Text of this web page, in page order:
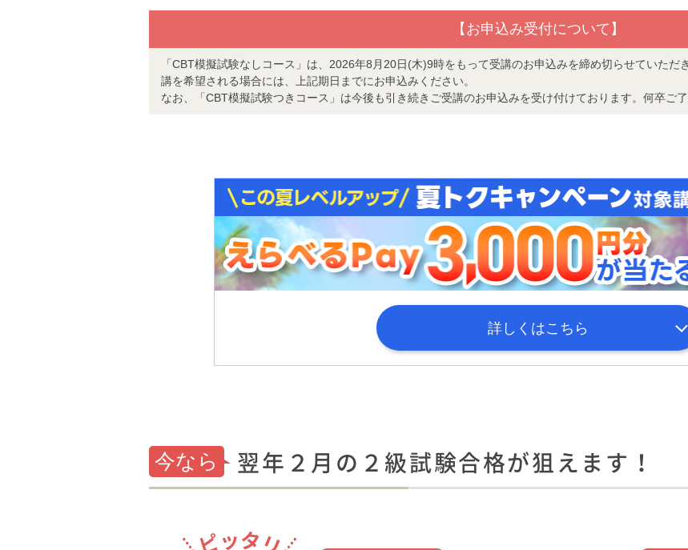
【お申込み受付について】
「CBT模擬試験なしコース」は、2026年8月20日(木)9時をもって受講のお申込みを締め切らせていた
講を希望される場合には、上記期日までにお申込みください。
なお、「CBT模擬試験つきコース」は今後も引き続きご受講のお申込みを受け付けております。何卒ご
詳しくはこちら
今なら 翌年２月の２級試験合格が狙えます！